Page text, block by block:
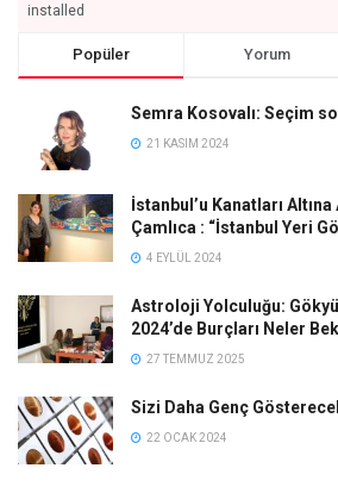
installed
Popüler Yorum
Semra Kosovalı: Seçim
21 KASIM 2024
İstanbul’u Kanatları
Çamlıca : “İstanbul Yeri
4 EYLÜL 2024
Astroloji Yolculuğu:
2024’de Burçları Neler
27 TEMMUZ 2025
Sizi Daha Genç
22 OCAK 2024